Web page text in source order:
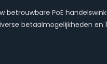
betrouwbare PoE
betaalmogelijkheden en